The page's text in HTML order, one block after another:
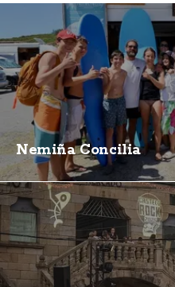
Nemiña Concilia